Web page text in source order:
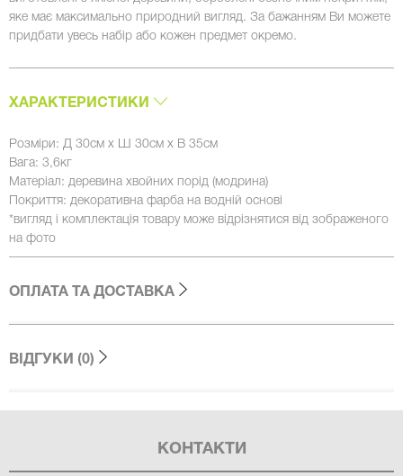
яке має максимально природний вигляд. За бажанням Ви можете
придбати увесь набір або кожен предмет окремо.
ХАРАКТЕРИСТИКИ
Розміри: Д 30см х Ш 30см х В 35см
Вага: 3,6кг
Матеріал: деревина хвойних порід (модрина)
Покриття: декоративна фарба на водній основі
*вигляд і комплектація товару може відрізнятися від зображеного
на фото
ОПЛАТА ТА ДОСТАВКА
ВІДГУКИ (0)
КОНТАКТИ